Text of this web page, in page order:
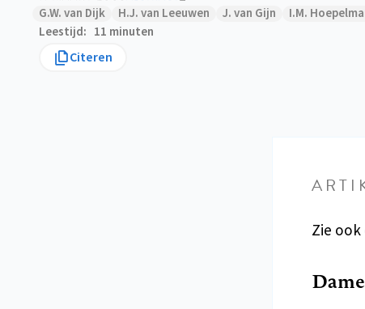
G.W. van Dijk H.J. van Leeuwen J. van Gijn
I.M.
Leestijd
11 minuten
Citeren
Zie